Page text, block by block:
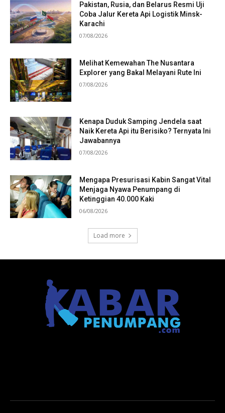
Pakistan, Rusia, dan Belarus Resmi Uji
Coba Jalur Kereta Api Logistik Minsk-
Karachi
07/08/2026
Melihat Kemewahan The Nusantara
Explorer yang Bakal Melayani Rute Ini
07/08/2026
Kenapa Duduk Samping Jendela saat
Naik Kereta Api itu Berisiko? Ternyata Ini
Jawabannya
07/08/2026
Mengapa Presurisasi Kabin Sangat Vital
Menjaga Nyawa Penumpang di
Ketinggian 40.000 Kaki
06/08/2026
Load more